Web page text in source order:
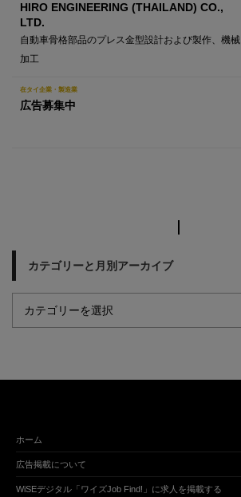
HIRO ENGINEERING (THAILAND) CO.,
LTD.
自動車骨格部品のプレス金型設計および製作、機械
加工
在タイ企業・製造業
広告募集中
カテゴリーと月別アーカイブ
ホーム
広告掲載について
WiSEデジタル「ワイズJob Find!」に求人を掲載する